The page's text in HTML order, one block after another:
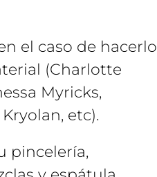
el caso de hacerlo
(Charlotte
Myricks,
etc).
pincelería,